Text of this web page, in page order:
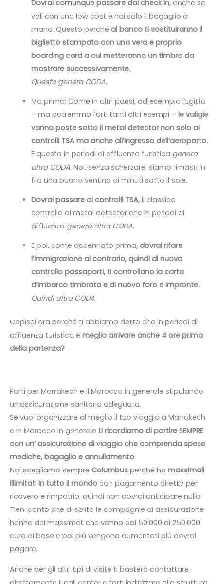
Dovrai comunque passare dal check in,anche se
voli con una low cost e hai solo il bagaglio a
mano. Questo perché al banco ti sostituiranno il
biglietto stampato con una vera e proprio
boarding card a cui metteranno un timbro da
mostrare successivamente.
Questo genera CODA.
Ma prima: Come in altri paesi, ad esempio l’Egitto
– ma potremmo farti tanti altri esempi – le valigie
vanno poste sotto il metal detector non solo ai
controlli TSA ma anche all’ingresso dell’aeroporto.
E questo in periodi di affluenza turistica genera
altra CODA. Noi, senza scherzare, siamo rimasti in
fila una buona ventina di minuti sotto il sole.
Dovrai passare ai controlli TSA, il classico
controllo al metal detector che in periodi di
affluenza genera altra CODA.
E poi, come accennato prima, dovrai rifare
l’immigrazione al contrario, quindi di nuovo
controllo passaporti, ti controllano la carta
d’imbarco timbrata e di nuovo foro e impronte.
Quindi altra CODA
Capisci ora perché ti abbiamo detto che in periodi di
affluenza turistica è meglio arrivare anche 4 ore prima
della partenza?
Parti per Marrakech e il Marocco in generale stipulando
un’assicurazione sanitaria adeguata.
Se vuoi organizzare al meglio il tuo viaggio a Marrakech
e in Marocco in generale ti ricordiamo di partire SEMPRE
con un’ assicurazione di viaggio che comprenda spese
mediche, bagaglio e annullamento.
Noi scegliamo sempre Columbus perché ha massimali
illimitati in tutto il mondo con pagamento diretto per
ricovero e rimpatrio, quindi non dovrai anticipare nulla.
Tieni conto che di solito le compagnie di assicurazione
hanno dei massimali che vanno dai 50.000 ai 250.000
euro di base e poi più vengono aumentati più dovrai
pagare.
Anche per gli altri tipi di visite ti basterà contattare